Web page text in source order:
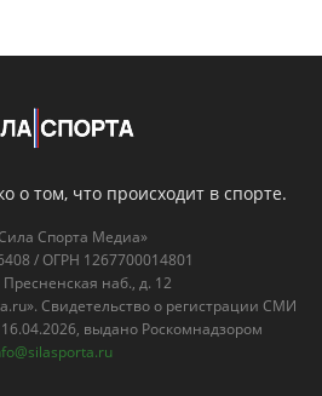
о том, что происходит в спорте.
Спорта Медиа»
/ ОГРН 1267700014801
Пресненская наб., д. 12
Свидетельство о регистрации СМИ
выдано Роскомнадзором